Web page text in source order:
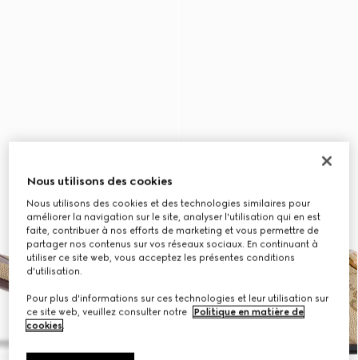
Nous utilisons des cookies
Nous utilisons des cookies et des technologies similaires pour
améliorer la navigation sur le site, analyser l'utilisation qui en est
faite, contribuer à nos efforts de marketing et vous permettre de
partager nos contenus sur vos réseaux sociaux. En continuant à
utiliser ce site web, vous acceptez les présentes conditions
d'utilisation.
Pour plus d'informations sur ces technologies et leur utilisation sur
ce site web, veuillez consulter notre
Politique en matière de
cookies.